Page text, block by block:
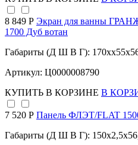
8 849 Р Экран для ванны
1700 Дуб вотан
Габариты (Д Ш В Г):
Артикул: Ц0000008790
КУПИТЬ В КОРЗИНЕ В
7 520 Р Панель ФЛЭТ/FLAT
Габариты (Д Ш В Г):